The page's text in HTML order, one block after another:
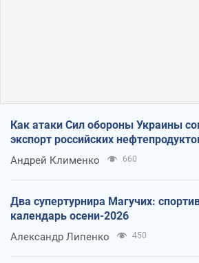
Как атаки Сил обороны Украины
экспорт российских
Андрей Клименко 660
Два супертурнира Магучих:
календарь осени-2026
Александр Липенко 450